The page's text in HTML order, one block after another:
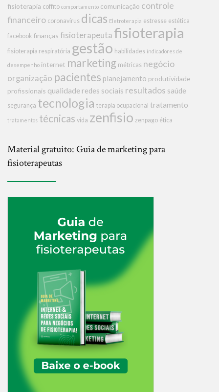
fisioterapia coffito comportamento comunicação controle
financeiro coronavírus dicas Eletroterapia estresse estética
facebook finanças fisioterapeuta fisioterapia
fisioterapia respiratória gestão habilidades indicadores de
desempenho internet marketing métricas negócio
organização pacientes planejamento produtividade
profissionais qualidade redes sociais resultados saúde
segurança tecnologia terapia ocupacional tratamento
tratamentos técnicas vida zenfisio zenpago ética
Material gratuito: Guia de marketing para
fisioterapeutas